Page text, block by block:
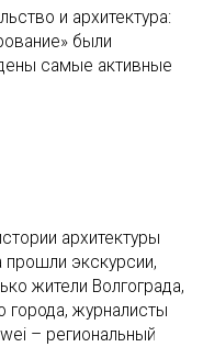
и архитектура:
были
самые активные
архитектуры
прошли экскурсии,
жители Волгограда,
города, журналисты
– региональный